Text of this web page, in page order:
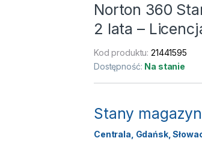
Norton 360
2 lata –
Kod produktu:21441595
Dostępność: Na stanie
Stany
Centrala, Gdańsk,